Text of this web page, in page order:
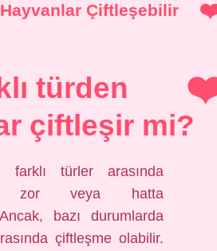
Çiftleşebilir
türden
çiftleşir mi?
farklı türler arasında
zor veya hatta
Ancak, bazı durumlarda
çiftleşme olabilir.